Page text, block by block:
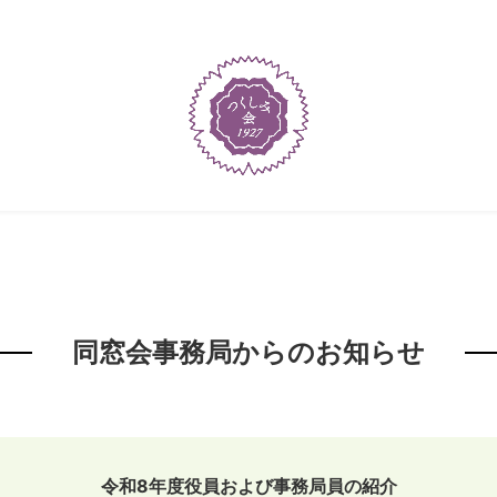
同窓会事務局からのお知らせ
令和8年度役員および事務局員の紹介